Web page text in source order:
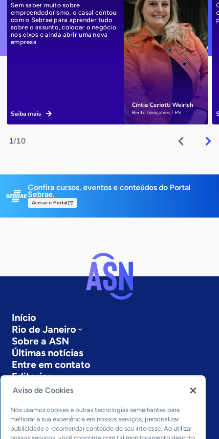
1/10
Cíntia Ceriotti Weirich
Bento Gonçalves / RS
Sem saber muito sobre
empreendedorismo, o casal contou
com o Sebrae para aprender tudo
sobre o assunto, colocar o negócio
nos eixos e ainda abrir uma nova
empresa
Saiba mais
Confira cursos, eventos e conteúdos do Portal
Sebrae.
Acesse o Portal
Início
Rio de Janeiro
Sobre a ASN
Últimas notícias
Entre em contato
Editorias
Economia & Política
Inovação & Tecnologia
Cultura empreendedora
Dados
Aviso de Cookies
Nós usamos cookies e outras tecnologias semelhantes para
melhorar a sua experiência em nossos serviços, personalizar
publicidade e recomendar conteúdo de seu interesse. Ao utilizar